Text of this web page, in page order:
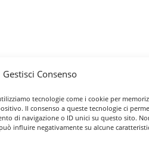
Gestisci Consenso
tecnologie come i cookie per
Il consenso a queste tecnologie ci
di navigazione o ID unici su questo sito.
influire negativamente su alcune